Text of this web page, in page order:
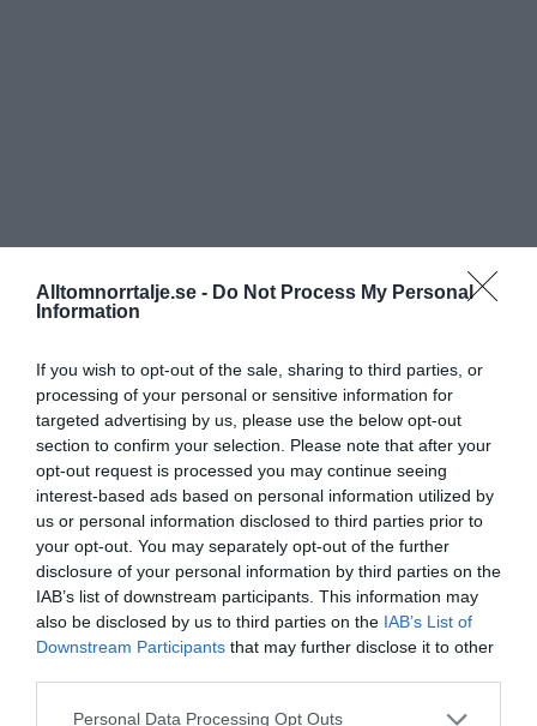
Alltomnorrtalje.se - Do Not Process My Personal
Information
If you wish to opt-out of the sale, sharing to third parties, or
processing of your personal or sensitive information for
targeted advertising by us, please use the below opt-out
section to confirm your selection. Please note that after your
opt-out request is processed you may continue seeing
interest-based ads based on personal information utilized by
us or personal information disclosed to third parties prior to
your opt-out. You may separately opt-out of the further
disclosure of your personal information by third parties on the
IAB’s list of downstream participants. This information may
also be disclosed by us to third parties on the IAB’s List of
Downstream Participants that may further disclose it to other
Personal Data Processing Opt Outs